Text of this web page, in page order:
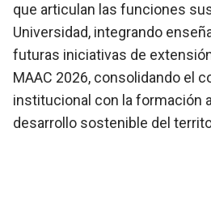
que articulan las funciones
Universidad, integrando
futuras iniciativas de
MAAC 2026, consolidando el
institucional con la formación
desarrollo sostenible del